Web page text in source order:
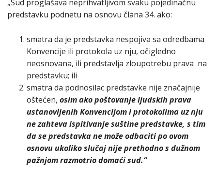
„Sud proglašava neprihvatljivom svaku pojedinačnu
predstavku podnetu na osnovu člana 34. ako:
smatra da je predstavka nespojiva sa odredbama
Konvencije ili protokola uz nju, očigledno
neosnovana, ili predstavlja zloupotrebu prava na
predstavku; ili
smatra da podnosilac predstavke nije značajnije
oštećen, osim ako poštovanje ljudskih prava
ustanovljenih Konvencijom i protokolima uz nju
ne zahteva ispitivanje suštine predstavke, s tim
da se predstavka ne može odbaciti po ovom
osnovu ukoliko slučaj nije prethodno s dužnom
pažnjom razmotrio domaći sud.“